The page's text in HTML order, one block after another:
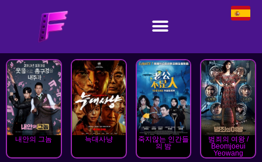
내안의 그놈 늑대사냥
죽지않는 인간들
의 밤
범죄의 여왕 /
Beomjoeui
Yeowang